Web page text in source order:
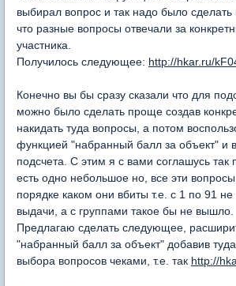
выбирал вопрос и так надо было
что разные вопросы отвечали за
участника.
Получилось следующее: http://hkar.ru/
Конечно вы бы сразу сказали что для
можно было сделать проще создав
накидать туда вопросы, а потом
функцией "набранный балл за объект" и
подсчета. С этим я с вами соглашусь так
есть одно небольшое но, все эти
порядке каком они вбиты т.е. с 1 по 91
выдачи, а с группами такое бы не вышло.
Предлагаю сделать следующее,
"набранный балл за объект" добавив
выбора вопросов чеками, т.е. так http://